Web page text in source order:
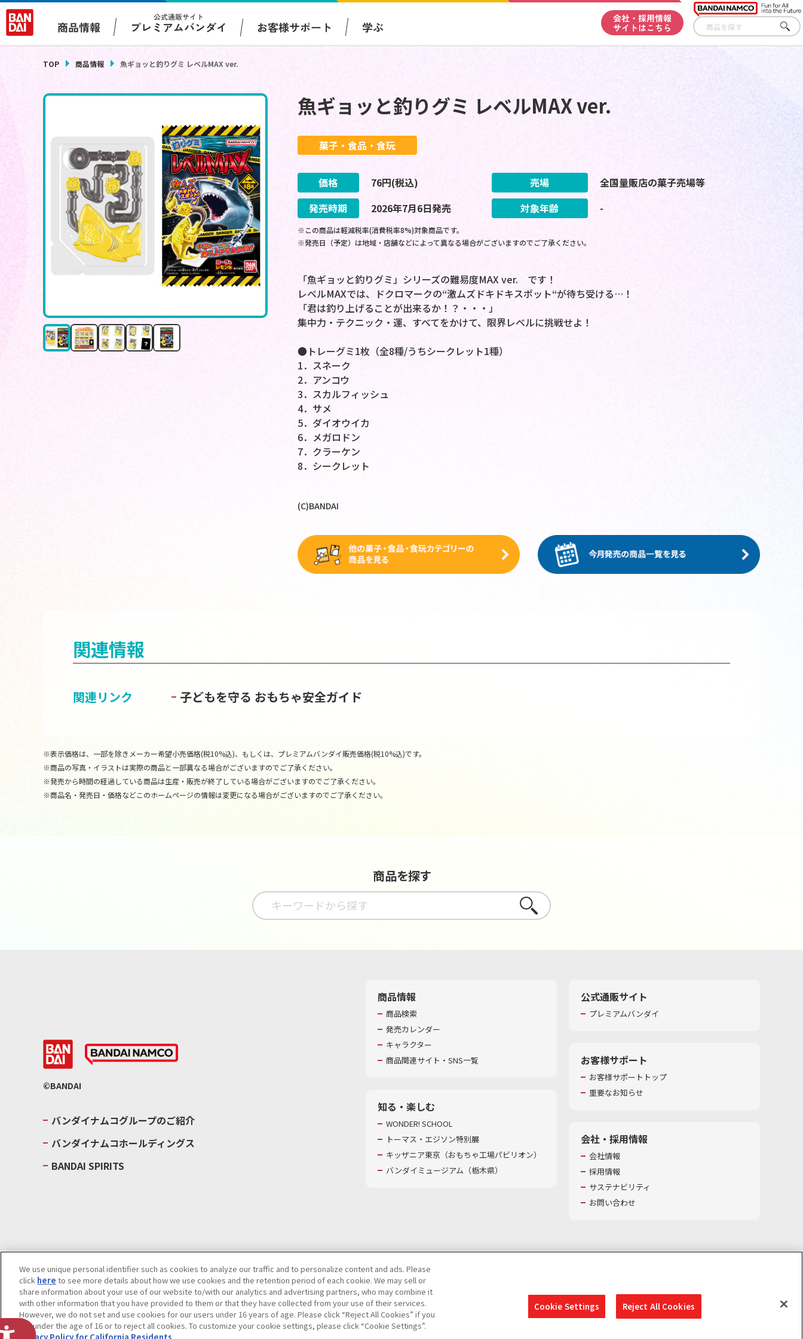
商品情報
公式通販サイト
プレミアムバンダイ お客様サポート 学ぶ
会社・採用情報
サイトはこちら
さが
す
TOP 商品情報 魚ギョッと釣りグミ レベルMAX ver.
魚ギョッと釣りグミ レベルMAX ver.
菓子・食品・食玩
価格 76円(税込) 売場
全国量販店の菓子売場等
発売時期
2026年7月6日発売 対象年齢 -
※この商品は軽減税率(消費税率8%)対象商品です。
※発売日（予定）は地域・店舗などによって異なる場合がございますのでご了承ください。
「魚ギョッと釣りグミ」シリーズの難易度MAX ver. です！
レベルMAXでは、ドクロマークの“激ムズドキドキスポット“が待ち受ける…！
「君は釣り上げることが出来るか！？・・・」
集中力・テクニック・運、すべてをかけて、限界レベルに挑戦せよ！
●トレーグミ1枚（全8種/うちシークレット1種）
1．スネーク
2．アンコウ
3．スカルフィッシュ
4．サメ
5．ダイオウイカ
6．メガロドン
7．クラーケン
8．シークレット
(C)BANDAI
関連情報
関連リンク 子どもを守る おもちゃ安全ガイド
※表示価格は、一部を除きメーカー希望小売価格(税10%込)、もしくは、プレミアムバンダイ販売価格(税10%込)です。
※商品の写真・イラストは実際の商品と一部異なる場合がございますのでご了承ください。
※発売から時間の経過している商品は生産・販売が終了している場合がございますのでご了承ください。
※商品名・発売日・価格などこのホームページの情報は変更になる場合がございますのでご了承ください。
商品を探す
さがす
©BANDAI
バンダイナムコグループのご紹介
バンダイナムコホールディングス
BANDAI SPIRITS
商品情報
商品検索
発売カレンダー
キャラクター
商品関連サイト・SNS一覧
知る・楽しむ
WONDER! SCHOOL
トーマス・エジソン特別展
キッザニア東京（おもちゃ工場パビリオン）​
バンダイミュージアム（栃木県）
公式通販サイト
プレミアムバンダイ
お客様サポート
お客様サポートトップ
重要なお知らせ
会社・採用情報
会社情報
採用情報
サステナビリティ
お問い合わせ
ウェブサイトご利用条件ソーシャルメディアポリシー個人情報及び特定個人情報等の取り扱いに関する保護方針
Do Not Sell or Share My Personal Information著作権・商標についてカスタマーハラスメントに対する基本的な対応方針
We use unique personal identifier such as cookies to analyze our traffic and to personalize content and ads. Please
click here to see more details about how we use cookies and the retention period of each cookie. We may sell or
share information about your use of our website to/with our analytics and advertising partners, who may combine it
with other information that you have provided to them or that they have collected from your use of their services.
However, we do not set and use cookies for our users under 16 years of age. Please click “Reject All Cookies” if you
are under the age of 16 or to reject all cookies. To customize your cookie settings, please click “Cookie Settings”.
Cookie Settings Reject All Cookies